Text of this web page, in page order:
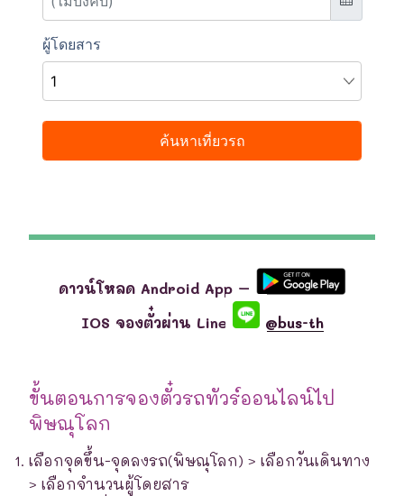
ดาวน์โหลด Android App –
IOS จองตั๋วผ่าน Line
@bus-th
ขั้นตอนการจองตั๋วรถทัวร์ออนไลน์ไป
พิษณุโลก
เลือกจุดขึ้น-จุดลงรถ(พิษณุโลก) > เลือกวันเดินทาง
> เลือกจำนวนผู้โดยสาร